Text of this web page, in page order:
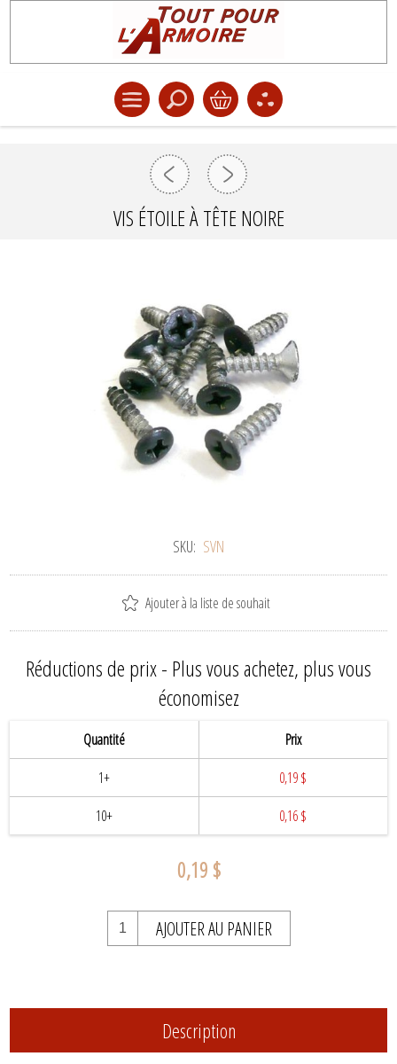
VIS ÉTOILE À TÊTE NOIRE
SKU: SVN
Ajouter à la liste de souhait
Réductions de prix - Plus vous achetez, plus vous
économisez
Quantité
1+
10+
Prix
0,19 $
0,16 $
0,19 $
AJOUTER AU PANIER
Description